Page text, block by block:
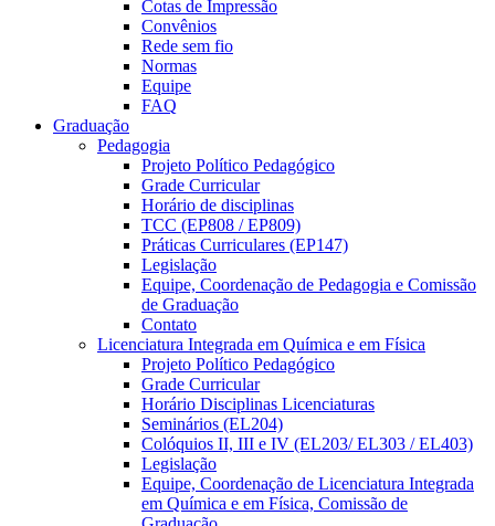
Cotas de Impressão
Convênios
Rede sem fio
Normas
Equipe
FAQ
Graduação
Pedagogia
Projeto Político Pedagógico
Grade Curricular
Horário de disciplinas
TCC (EP808 / EP809)
Práticas Curriculares (EP147)
Legislação
Equipe, Coordenação de Pedagogia e Comissão
de Graduação
Contato
Licenciatura Integrada em Química e em Física
Projeto Político Pedagógico
Grade Curricular
Horário Disciplinas Licenciaturas
Seminários (EL204)
Colóquios II, III e IV (EL203/ EL303 / EL403)
Legislação
Equipe, Coordenação de Licenciatura Integrada
em Química e em Física, Comissão de